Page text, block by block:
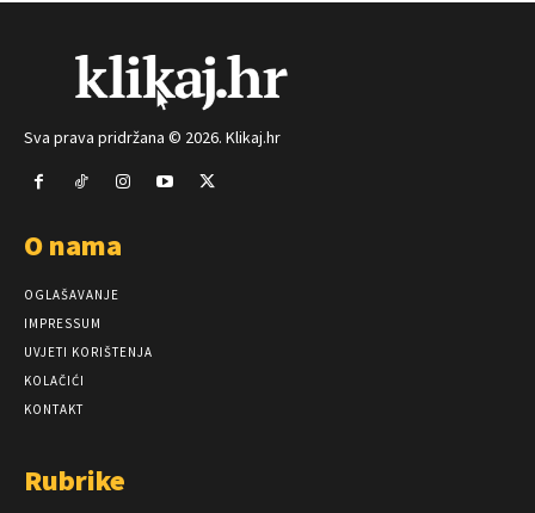
Sva prava pridržana © 2026. Klikaj.hr
O nama
OGLAŠAVANJE
IMPRESSUM
UVJETI KORIŠTENJA
KOLAČIĆI
KONTAKT
Rubrike